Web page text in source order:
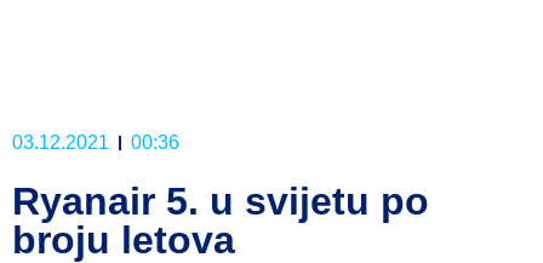
03.12.2021 00:36
Ryanair 5. u svijetu po
broju letova